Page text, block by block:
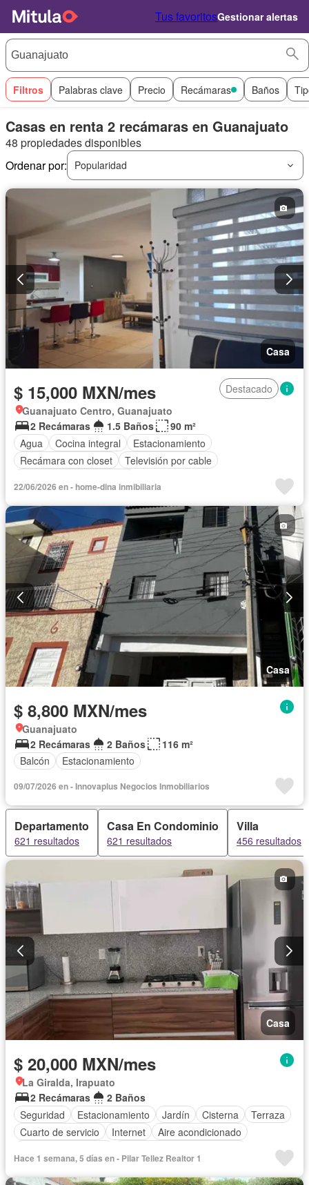
Tus favoritosGestionar alertas
Filtros Palabras clave Precio Recámaras Baños
Casas en renta 2 recámaras en Guanajuato
48 propiedades disponibles
Ordenar por:
Popularidad
Casa
$ 15,000 MXN/mes
Destacado
Guanajuato Centro, Guanajuato
2 Recámaras
1.5 Baños
90 m²
Agua
Cocina integral
Estacionamiento
Recámara con closet
Televisión por cable
22/06/2026 en - home-dina inmibiliaria
Casa
$ 8,800 MXN/mes
Guanajuato
2 Recámaras
2 Baños
116 m²
Balcón
Estacionamiento
09/07/2026 en - Innovaplus Negocios Inmobiliarios
Departamento
621 resultados
Casa En Condominio
621 resultados
Villa
456 resultados
Casa
$ 20,000 MXN/mes
La Giralda, Irapuato
2 Recámaras
2 Baños
Seguridad
Estacionamiento Jardín Cisterna
Terraza
Cuarto de servicio
Internet
Aire acondicionado
Hace 1 semana, 5 días en - Pilar Tellez Realtor 1